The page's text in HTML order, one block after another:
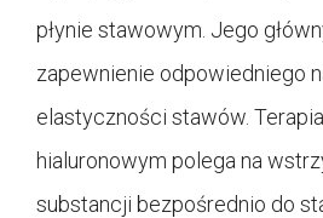
płynie stawowym. Jego
zapewnienie odpowiedniego
elastyczności stawów.
hialuronowym polega na
substancji bezpośrednio do